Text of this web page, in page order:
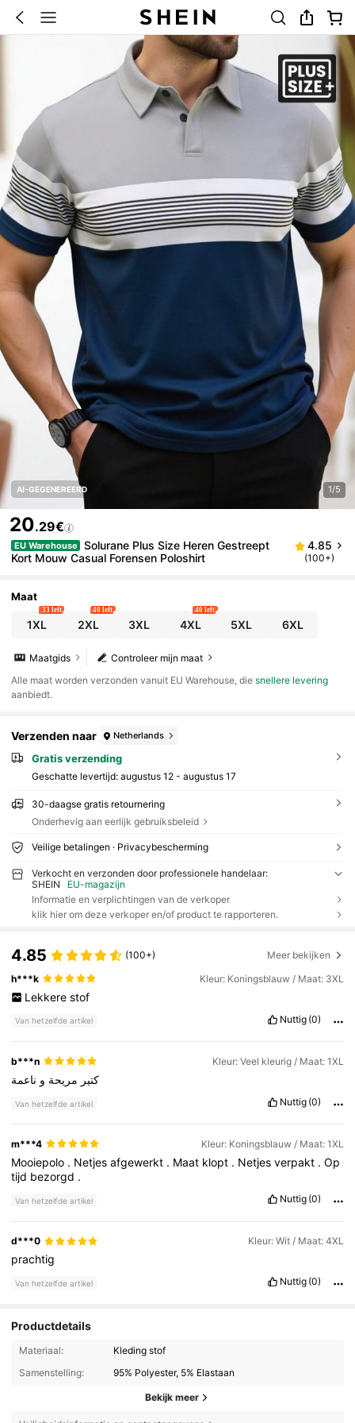
AI-GEGENEREERD 1/5
20.29€
EU Warehouse
Solurane Plus Size Heren Gestreept
Kort Mouw Casual Forensen Poloshirt
4.85
(100+)
Maat
1XL
33 left
2XL
40 left
3XL 4XL
40 left
5XL 6XL
Controleer mijn maat
Maatgids
Alle maat worden verzonden vanuit EU Warehouse, diesnellere levering
aanbiedt.
Verzenden naar Netherlands
Gratis verzending
Geschatte levertijd: augustus 12 - augustus 17
30-daagse gratis retournering
Onderhevig aan eerlijk gebruiksbeleid
Veilige betalingen · Privacybescherming
Verkocht en verzonden door professionele handelaar:
SHEIN
EU-magazijn
Informatie en verplichtingen van de verkoper
klik hier om deze verkoper en/of product te rapporteren.
4.85 (100+) Meer bekijken
h***k Kleur: Koningsblauw / Maat: 3XL
Lekkere stof
Van hetzelfde artikel Nuttig (0)
b***n Kleur: Veel kleurig / Maat: 1XL
كتير مريحة و ناعمة
Van hetzelfde artikel Nuttig (0)
m***4 Kleur: Koningsblauw / Maat: 1XL
Mooiepolo . Netjesafgewerkt . Maat klopt . Netjesverpakt .Op
tijd bezorgd .
Van hetzelfde artikel Nuttig (0)
d***0 Kleur: Wit / Maat: 4XL
prachtig
Van hetzelfde artikel Nuttig (0)
Productdetails
Materiaal:
Kleding stof
Samenstelling:
95% Polyester, 5% Elastaan
Bekijk meer